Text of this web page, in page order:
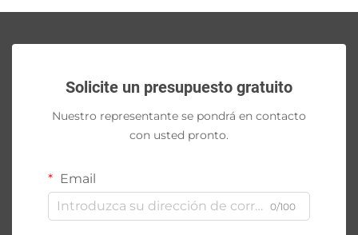
Solicite un presupuesto gratuito
Nuestro representante se pondrá en contacto
con usted pronto.
Email
0/100